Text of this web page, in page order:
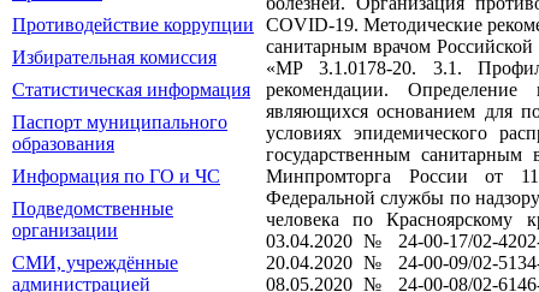
Противодействие коррупции
Избирательная комиссия
Статистическая информация
Паспорт муниципального
образования
Информация по ГО и ЧС
Подведомственные
организации
СМИ, учреждённые
администрацией
COVID-19. Методические
санитарным врачом
«МР 3.1.0178-20. 3.1.
рекомендации. Определение
являющихся основанием для
условиях эпидемического
государственным санитарным
Минпромторга России от
Федеральной службы по
человека по
03.04.2020 № 24-00-17/02-
20.04.2020 № 24-00-09/02-
08.05.2020 № 24-00-08/02-